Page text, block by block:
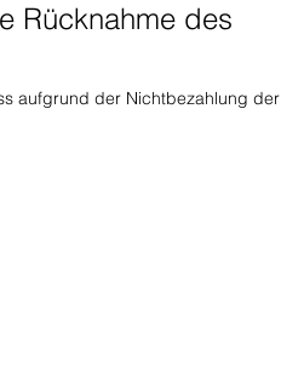
Rücknahme des
aufgrund der Nichtbezahlung der